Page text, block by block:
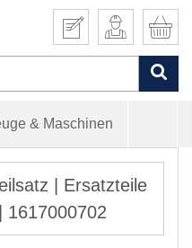
& Maschinen
| Ersatzteile
1617000702